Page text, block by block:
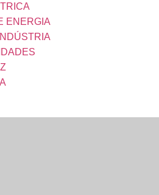
ENERGIA